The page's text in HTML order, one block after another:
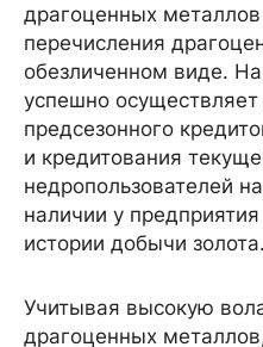
драгоценных
перечисления
обезличенном виде.
успешно
предсезонного
и кредитования
недропользователей
наличии у
истории добычи золота.
Учитывая высокую
драгоценных